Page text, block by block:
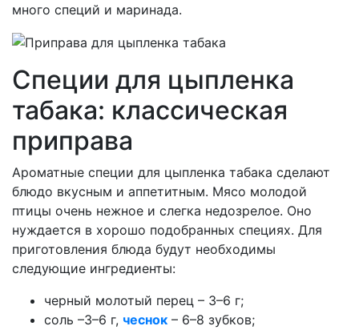
много специй и маринада.
Специи для цыпленка
табака: классическая
приправа
Ароматные специи для цыпленка табака сделают
блюдо вкусным и аппетитным. Мясо молодой
птицы очень нежное и слегка недозрелое. Оно
нуждается в хорошо подобранных специях. Для
приготовления блюда будут необходимы
следующие ингредиенты:
черный молотый перец – 3–6 г;
соль –3–6 г, чеснок – 6–8 зубков;